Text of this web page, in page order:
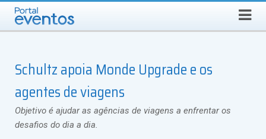
SEXTA-FEIRA, 7 DE AGOSTO DE 2026 Busca
Schultz apoia Monde Upgrade e os
agentes de viagens
Objetivo é ajudar as agências de viagens a enfrentar os
desafios do dia a dia.